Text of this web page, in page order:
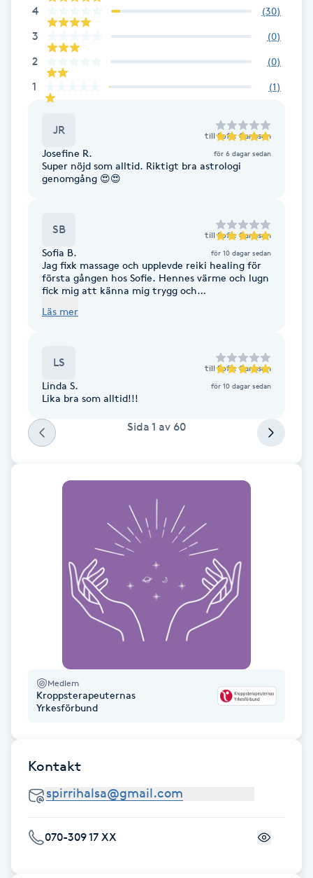
Föning
Gel naglar
Gellack
Gellack med förstärkning
Gravidmassage
Gravidyoga
Gruppträning
Hatha Yoga
Headspa
Hollywood Peel
Hudföryngring
Hudvård
Hyaluronsyra
Hyperhidros
4 (30)
3 (0)
2 (0)
1 (1)
JR till Sofie Carlsson
Josefine R. för 6 dagar sedan
Super nöjd som alltid. Riktigt bra astrologi
genomgång 😍😍
SB till Sofie Carlsson
Sofia B. för 10 dagar sedan
Jag fixk massage och upplevde reiki healing för
första gången hos Sofie. Hennes värme och lugn
fick mig att känna mig trygg och
en helt fantastisk upplevelse som jag bär med
Läs mer
LS till Sofie Carlsson
Linda S. för 10 dagar sedan
Lika bra som alltid!!!
Sida 1 av 60
Medlem
Kroppsterapeuternas
Yrkesförbund
Kontakt
070-309 17 XX